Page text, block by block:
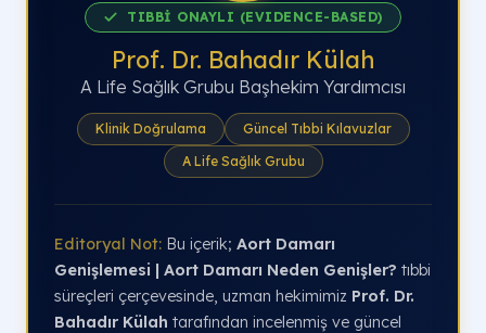
TIBBİ ONAYLI (EVIDENCE-BASED)
Prof. Dr. Bahadır Külah
A Life Sağlık Grubu Başhekim Yardımcısı
Klinik Doğrulama
Güncel Tıbbi Kılavuzlar
A Life Sağlık Grubu
Editoryal Not: Bu içerik; Aort Damarı
Genişlemesi | Aort Damarı Neden Genişler? tıbbi
süreçleri çerçevesinde, uzman hekimimiz Prof. Dr.
Bahadır Külah tarafından incelenmiş ve güncel